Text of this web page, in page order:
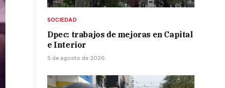
SOCIEDAD
Dpec: trabajos de mejoras en Capital
e Interior
5 de agosto de 2026